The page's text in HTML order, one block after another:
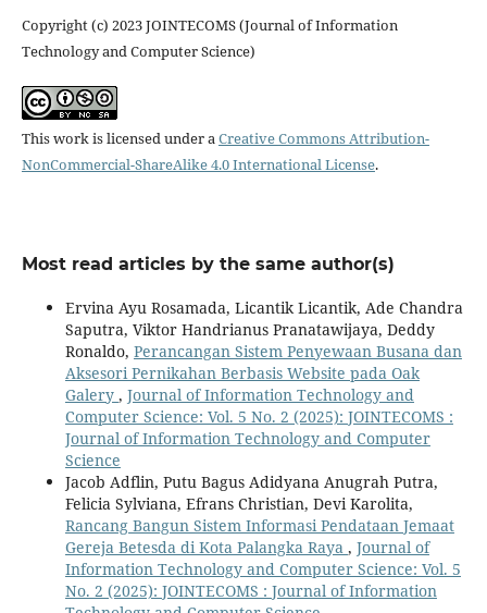
Copyright (c) 2023 JOINTECOMS (Journal of Information
Technology and Computer Science)
This work is licensed under aCreative Commons Attribution-
NonCommercial-ShareAlike 4.0 International License.
Most read articles by the same author(s)
Ervina Ayu Rosamada, Licantik Licantik, Ade Chandra
Saputra, Viktor Handrianus Pranatawijaya, Deddy
Ronaldo, Perancangan Sistem Penyewaan Busana dan
Aksesori Pernikahan Berbasis Website pada Oak
Galery , Journal of Information Technology and
Computer Science: Vol. 5 No. 2 (2025): JOINTECOMS :
Journal of Information Technology and Computer
Science
Jacob Adflin, Putu Bagus Adidyana Anugrah Putra,
Felicia Sylviana, Efrans Christian, Devi Karolita,
Rancang Bangun Sistem Informasi Pendataan Jemaat
Gereja Betesda di Kota Palangka Raya , Journal of
Information Technology and Computer Science: Vol. 5
No. 2 (2025): JOINTECOMS : Journal of Information